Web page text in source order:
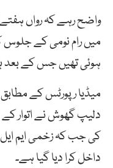
واضح رہے کہ رواں
میں رام نومی کے جلوس
ہوئی تھیں جس کے
میڈیا رپورٹس کے
دلیپ گھوش نے اتوار کے
کی جب کہ زخمی ایم
داخل کرا دیا گیا ہے۔